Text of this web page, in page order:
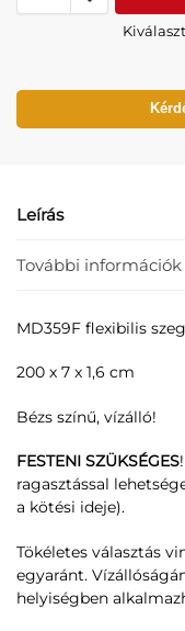
Leírás
További információk
MD359F flexibilis
200 x 7 x 1,6 cm
Bézs színű, vízálló!
FESTENI SZÜKSÉGES
ragasztással
a kötési ideje).
Tökéletes választás
egyaránt.
helyiségben